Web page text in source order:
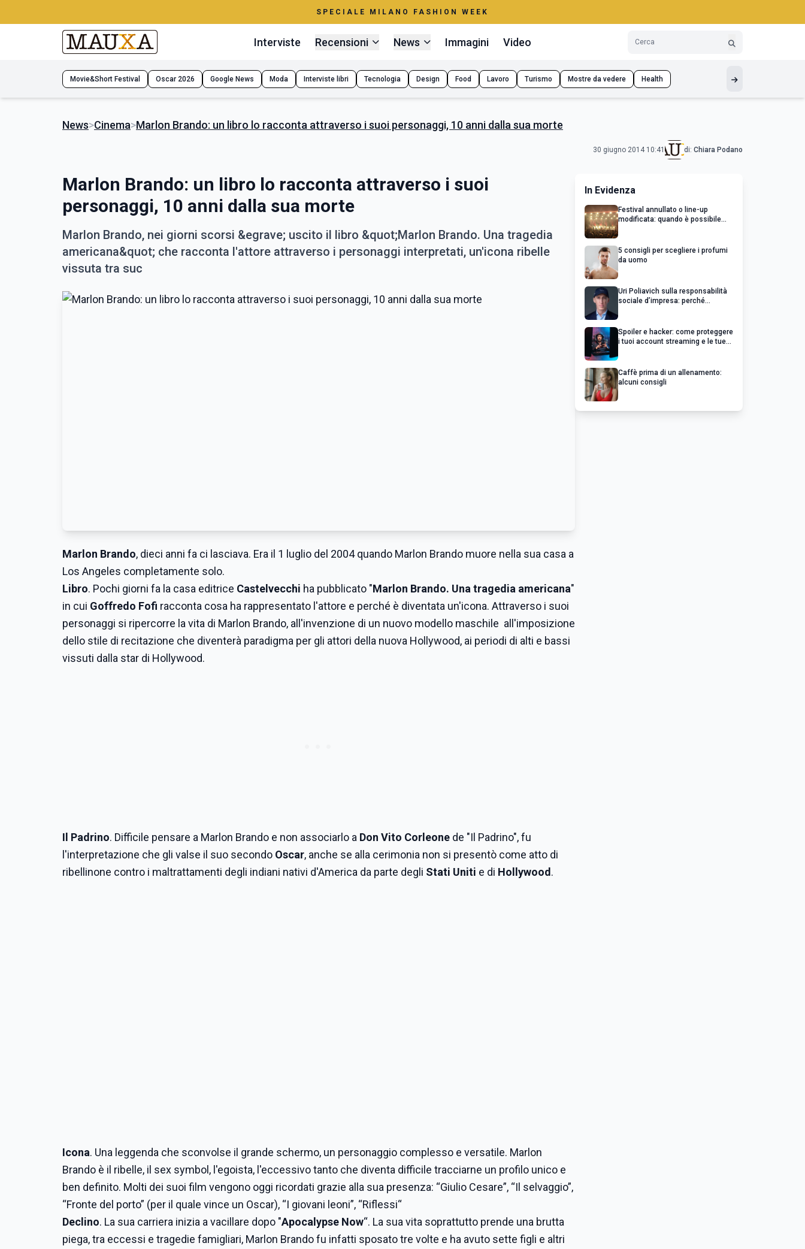
SPECIALE MILANO FASHION WEEK
Interviste Recensioni News Immagini Video
Movie&Short Festival Oscar 2026 Google News Moda Interviste libri Tecnologia Design Food Lavoro Turismo Mostre da vedere Health
News>Cinema>Marlon Brando: un libro lo racconta attraverso i suoi personaggi, 10 anni dalla sua morte
30 giugno 2014 10:41 di: Chiara Podano
Marlon Brando: un libro lo racconta attraverso i suoi
personaggi, 10 anni dalla sua morte
Marlon Brando, nei giorni scorsi &egrave; uscito il libro &quot;Marlon Brando. Una tragedia
americana&quot; che racconta l'attore attraverso i personaggi interpretati, un'icona ribelle
vissuta tra suc
Marlon Brando, dieci anni fa ci lasciava. Era il 1 luglio del 2004 quando Marlon Brando muore nella sua casa a
Los Angeles completamente solo.
Libro. Pochi giorni fa la casa editrice Castelvecchi ha pubblicato "Marlon Brando. Una tragedia americana"
in cui Goffredo Fofi racconta cosa ha rappresentato l'attore e perché è diventata un'icona. Attraverso i suoi
personaggi si ripercorre la vita di Marlon Brando, all'invenzione di un nuovo modello maschile all'imposizione
dello stile di recitazione che diventerà paradigma per gli attori della nuova Hollywood, ai periodi di alti e bassi
vissuti dalla star di Hollywood.
Il Padrino. Difficile pensare a Marlon Brando e non associarlo a Don Vito Corleone de "Il Padrino", fu
l'interpretazione che gli valse il suo secondo Oscar, anche se alla cerimonia non si presentò come atto di
ribellinone contro i maltrattamenti degli indiani nativi d'America da parte degli Stati Uniti e di Hollywood .
Icona. Una leggenda che sconvolse il grande schermo, un personaggio complesso e versatile. Marlon
Brando è il ribelle, il sex symbol, l'egoista, l'eccessivo tanto che diventa difficile tracciarne un profilo unico e
ben definito. Molti dei suoi film vengono oggi ricordati grazie alla sua presenza: “Giulio Cesare”, “Il selvaggio”,
“Fronte del porto” (per il quale vince un Oscar), “I giovani leoni”, “Riflessi“
Declino. La sua carriera inizia a vacillare dopo "Apocalypse Now“. La sua vita soprattutto prende una brutta
piega, tra eccessi e tragedie famigliari, Marlon Brando fu infatti sposato tre volte e ha avuto sette figli e altri
In Evidenza
Festival annullato o line-up
modificata: quando è possibile
5 consigli per scegliere i profumi
da uomo
Uri Poliavich sulla responsabilità
sociale d’impresa: perché
Spoiler e hacker: come proteggere
i tuoi account streaming e le tue
Caffè prima di un allenamento:
alcuni consigli